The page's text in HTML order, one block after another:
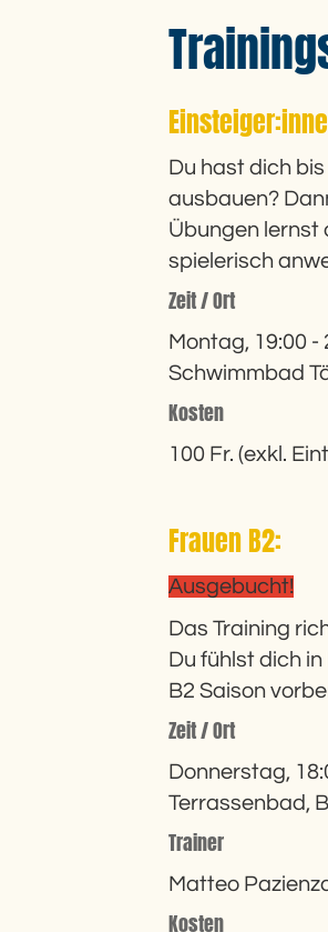
Du hast dich
ausbauen?
Übungen lernst
spielerisch
Zeit / Ort
Montag, 19:00 -
Schwimmbad
Kosten
100 Fr. (exkl.
Frauen B2:
Ausgebucht!
Das Training
Du fühlst dich
B2 Saison
Zeit / Ort
Donnerstag,
Terrassenbad,
Trainer
Matteo
Kosten